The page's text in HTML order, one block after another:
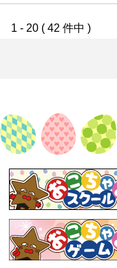
1 - 20 ( 42 件中 )